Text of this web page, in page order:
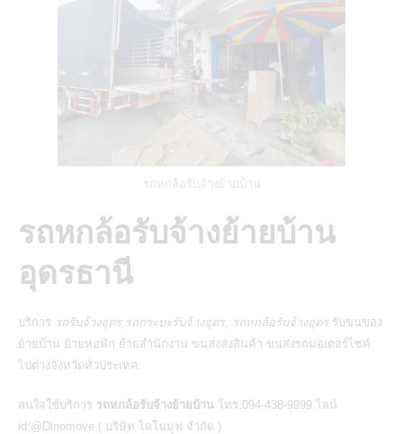
รถหกล้อรับจ้างย้ายบ้าน
รถหกล้อรับจ้างย้ายบ้าน
อุดรธานี
บริการ รถรับจ้างอุดร,รถกระบะรับจ้างอุดร, รถหกล้อรับจ้างอุดร รับขนของ
ย้ายบ้าน ย้ายหอพัก ย้ายสำนักงาน ขนส่งส่งสินค้า ขนส่งรถมอเตอร์ไซค์
ไปต่างจังหวัดทั่วประเทศ.
สนใจใช้บริการ รถหกล้อรับจ้างย้ายบ้าน โทร.094-438-9999 ไลน์
id:@Dinomove ( บริษัท ไดโนมูฟ จำกัด )